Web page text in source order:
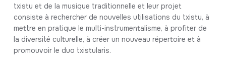
txistu et de la musique traditionnelle et leur projet
consiste à rechercher de nouvelles utilisations du txistu, à
mettre en pratique le multi-instrumentalisme, à profiter de
la diversité culturelle, à créer un nouveau répertoire et à
promouvoir le duo txistularis.